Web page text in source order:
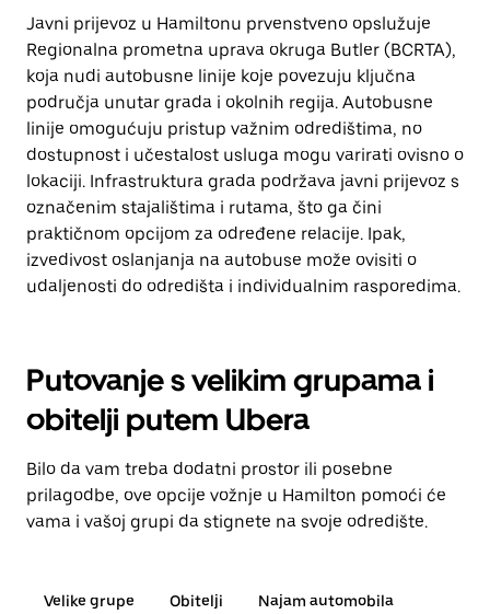
Javni prijevoz u Hamiltonu prvenstveno opslužuje
Regionalna prometna uprava okruga Butler (BCRTA),
koja nudi autobusne linije koje povezuju ključna
područja unutar grada i okolnih regija. Autobusne
linije omogućuju pristup važnim odredištima, no
dostupnost i učestalost usluga mogu varirati ovisno o
lokaciji. Infrastruktura grada podržava javni prijevoz s
označenim stajalištima i rutama, što ga čini
praktičnom opcijom za određene relacije. Ipak,
izvedivost oslanjanja na autobuse može ovisiti o
udaljenosti do odredišta i individualnim rasporedima.
Putovanje s velikim grupama i
obitelji putem Ubera
Bilo da vam treba dodatni prostor ili posebne
prilagodbe, ove opcije vožnje u Hamilton pomoći će
vama i vašoj grupi da stignete na svoje odredište.
Velike grupe Obitelji Najam automobila